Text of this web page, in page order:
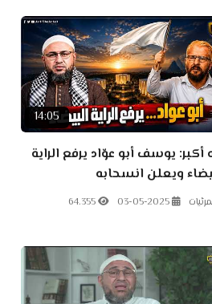
14:05
أكبر: يوسف أبو عوّاد يرفع الراية
ويعلن انسحابه
03-05-2025
64.355